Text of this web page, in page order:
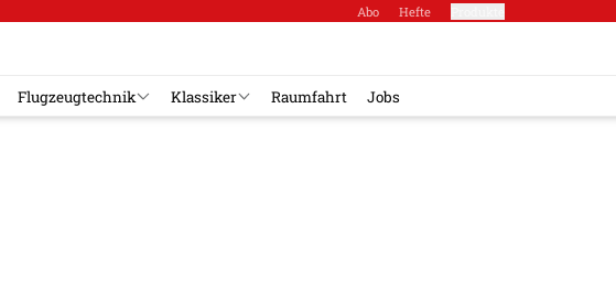
Abo Hefte
Flugzeugtechnik Klassiker Raumfahrt Jobs